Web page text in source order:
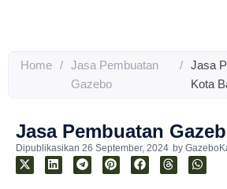
Home / Jasa Pembuatan
Gazebo
/ Jasa
Kota
Jasa Pembuatan
Dipublikasikan 26 September, 2024 by